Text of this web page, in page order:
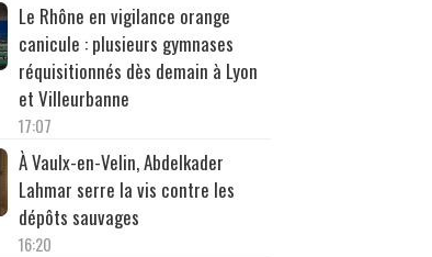
Le Rhône en vigilance orange
canicule : plusieurs gymnases
réquisitionnés dès demain à Lyon
et Villeurbanne
17:07
À Vaulx-en-Velin, Abdelkader
Lahmar serre la vis contre les
dépôts sauvages
16:20